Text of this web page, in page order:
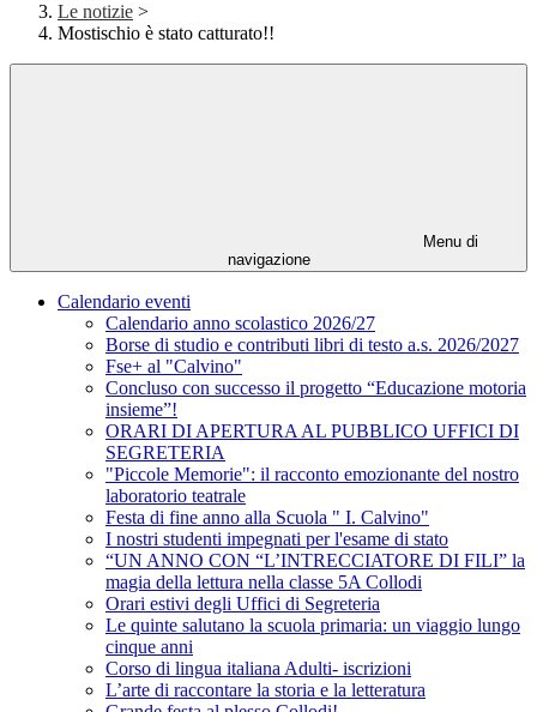
Le notizie >
Mostischio è stato catturato!!
Menu di
navigazione
Calendario eventi
Calendario anno scolastico 2026/27
Borse di studio e contributi libri di testo a.s. 2026/2027
Fse+ al "Calvino"
Concluso con successo il progetto “Educazione motoria
insieme”!
ORARI DI APERTURA AL PUBBLICO UFFICI DI
SEGRETERIA
"Piccole Memorie": il racconto emozionante del nostro
laboratorio teatrale
Festa di fine anno alla Scuola " I. Calvino"
I nostri studenti impegnati per l'esame di stato
“UN ANNO CON “L’INTRECCIATORE DI FILI” la
magia della lettura nella classe 5A Collodi
Orari estivi degli Uffici di Segreteria
Le quinte salutano la scuola primaria: un viaggio lungo
cinque anni
Corso di lingua italiana Adulti- iscrizioni
L’arte di raccontare la storia e la letteratura